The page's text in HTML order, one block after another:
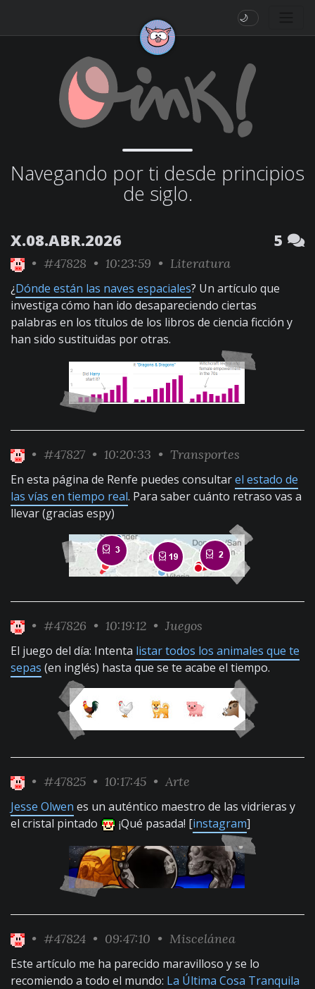
🌙
Navegando por ti desde principios
de siglo.
X.08.ABR.2026 5
• #47828 • 10:23:59 • Literatura
¿Dónde están las naves espaciales? Un artículo que
investiga cómo han ido desapareciendo ciertas
palabras en los títulos de los libros de ciencia ficción y
han sido sustituidas por otras.
• #47827 • 10:20:33 • Transportes
En esta página de Renfe puedes consultarel estado de
las vías en tiempo real. Para saber cuánto retraso vas a
llevar (gracias espy)
• #47826 • 10:19:12 • Juegos
El juego del día: Intenta listar todos los animales que te
sepas (en inglés) hasta que se te acabe el tiempo.
• #47825 • 10:17:45 • Arte
Jesse Olwen es un auténtico maestro de las vidrieras y
el cristal pintado
¡Qué pasada! [instagram]
• #47824 • 09:47:10 • Miscelánea
Este artículo me ha parecido maravilloso y se lo
recomiendo a todo el mundo: La Última Cosa Tranquila